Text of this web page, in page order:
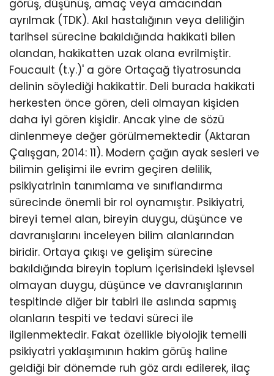
görüş, düşünüş, amaç veya amacından
ayrılmak (TDK). Akıl hastalığının veya deliliğin
tarihsel sürecine bakıldığında hakikati bilen
olandan, hakikatten uzak olana evrilmiştir.
Foucault (t.y.)' a göre Ortaçağ tiyatrosunda
delinin söylediği hakikattir. Deli burada hakikati
herkesten önce gören, deli olmayan kişiden
daha iyi gören kişidir. Ancak yine de sözü
dinlenmeye değer görülmemektedir (Aktaran
Çalışgan, 2014: 11). Modern çağın ayak sesleri ve
bilimin gelişimi ile evrim geçiren delilik,
psikiyatrinin tanımlama ve sınıflandırma
sürecinde önemli bir rol oynamıştır. Psikiyatri,
bireyi temel alan, bireyin duygu, düşünce ve
davranışlarını inceleyen bilim alanlarından
biridir. Ortaya çıkışı ve gelişim sürecine
bakıldığında bireyin toplum içerisindeki işlevsel
olmayan duygu, düşünce ve davranışlarının
tespitinde diğer bir tabiri ile aslında sapmış
olanların tespiti ve tedavi süreci ile
ilgilenmektedir. Fakat özellikle biyolojik temelli
psikiyatri yaklaşımının hakim görüş haline
geldiği bir dönemde ruh göz ardı edilerek, ilaç